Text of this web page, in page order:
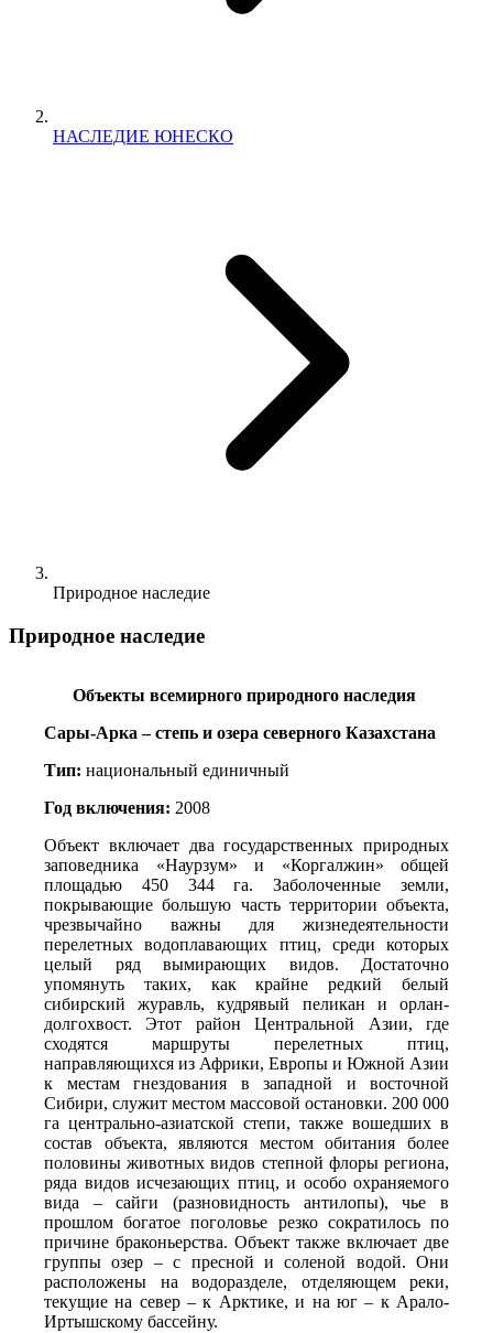
НАСЛЕДИЕ ЮНЕСКО
Природное наследие
Природное наследие
Объекты всемирного природного наследия
Сары-Арка – степь и озера северного Казахстана
Тип: национальный единичный
Год включения: 2008
Объект включает два государственных природных
заповедника «Наурзум» и «Коргалжин» общей
площадью 450 344 га. Заболоченные земли,
покрывающие большую часть территории объекта,
чрезвычайно важны для жизнедеятельности
перелетных водоплавающих птиц, среди которых
целый ряд вымирающих видов. Достаточно
упомянуть таких, как крайне редкий белый
сибирский журавль, кудрявый пеликан и орлан-
долгохвост. Этот район Центральной Азии, где
сходятся маршруты перелетных птиц,
направляющихся из Африки, Европы и Южной Азии
к местам гнездования в западной и восточной
Сибири, служит местом массовой остановки. 200 000
га центрально-азиатской степи, также вошедших в
состав объекта, являются местом обитания более
половины животных видов степной флоры региона,
ряда видов исчезающих птиц, и особо охраняемого
вида – сайги (разновидность антилопы), чье в
прошлом богатое поголовье резко сократилось по
причине браконьерства. Объект также включает две
группы озер – с пресной и соленой водой. Они
расположены на водоразделе, отделяющем реки,
текущие на север – к Арктике, и на юг – к Арало-
Иртышскому бассейну.